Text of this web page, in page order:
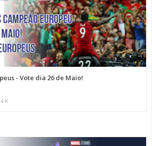
- Vote dia 26 de Maio!
K